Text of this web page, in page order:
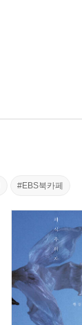
#EBS북카페